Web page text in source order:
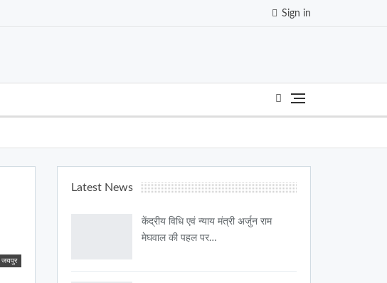
Sign in
जयपुर
Latest News
केंद्रीय विधि एवं न्याय मंत्री अर्जुन राम
मेघवाल की पहल पर…